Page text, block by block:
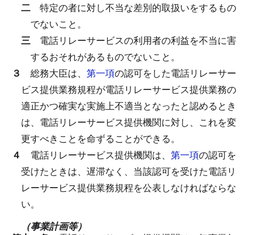
二 特定の者に対し不当な差別的取扱いをするもの
でないこと。
三 電話リレーサービスの利用者の利益を不当に害
するおそれがあるものでないこと。
３ 総務大臣は、 第一項の認可をした電話リレーサー
ビス提供業務規程が電話リレーサービス提供業務の
適正かつ確実な実施上不適当となったと認めるとき
は、電話リレーサービス提供機関に対し、これを変
更すべきことを命ずることができる。
４ 電話リレーサービス提供機関は、 第一項の認可を
受けたときは、遅滞なく、当該認可を受けた電話リ
レーサービス提供業務規程を公表しなければならな
い。
（事業計画等）